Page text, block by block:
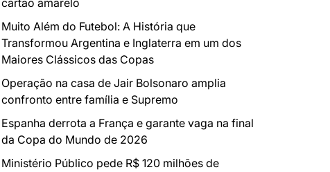
cartão amarelo
Muito Além do Futebol: A História que
Transformou Argentina e Inglaterra em um dos
Maiores Clássicos das Copas
Operação na casa de Jair Bolsonaro amplia
confronto entre família e Supremo
Espanha derrota a França e garante vaga na final
da Copa do Mundo de 2026
Ministério Público pede R$ 120 milhões de